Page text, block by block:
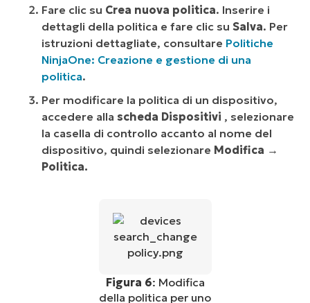
Fare clic su Crea nuova politica. Inserire i
dettagli della politica e fare clic su Salva. Per
istruzioni dettagliate, consultare Politiche
NinjaOne: Creazione e gestione di una
politica.
Per modificare la politica di un dispositivo,
accedere alla scheda Dispositivi , selezionare
la casella di controllo accanto al nome del
dispositivo, quindi selezionare Modifica →
Politica.
Figura 6: Modifica
della politica per uno